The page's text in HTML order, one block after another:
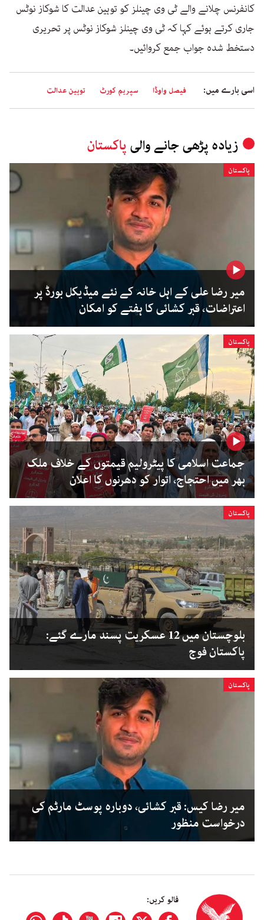
کانفرنس چلانے والے ٹی وی چینلز کو توہین عدالت کا شوکاز نوٹس
جاری کرتے ہوئے کہا کہ ٹی وی چینلز شوکاز نوٹس پر تحریری
دستخط شدہ جواب جمع کروائیں۔
اسی بارے میں: فیصل واوڈا سپریم کورٹ توہین عدالت
زیادہ پڑھی جانے والی پاکستان
پاکستان
میر رضا علی کے اہل خانہ کے نئے میڈیکل بورڈ پر
اعتراضات، قبر کشائی کا ہفتے کو امکان
پاکستان
جماعت اسلامی کا پیٹرولیم قیمتوں کے خلاف ملک
بھر میں احتجاج، اتوار کو دھرنوں کا اعلان
پاکستان
بلوچستان میں 12 عسکریت پسند مارے گئے:
پاکستان فوج
پاکستان
میر رضا کیس: قبر کشائی، دوبارہ پوسٹ مارٹم کی
درخواست منظور
فالو کریں: